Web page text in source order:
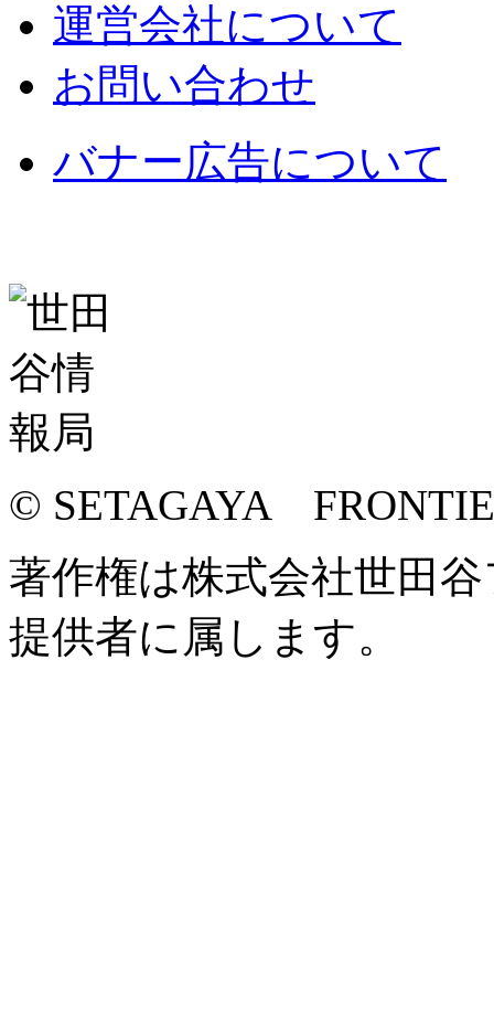
運営会社について
お問い合わせ
バナー広告について
© SETAGAYA
著作権は株式会社世田
提供者に属します。